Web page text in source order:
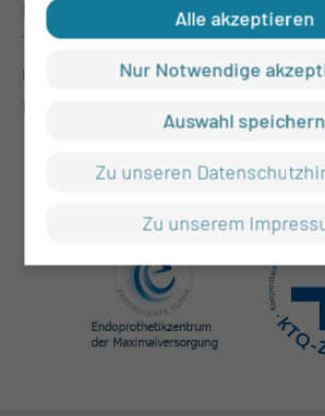
Medizinische Universität Lausitz -
Thiemstraße 111
03048 Cottbus
Haus 33 - Ebene E2 - Hörsaal
Alle akzeptieren
Nur Notwendige
Auswahl speichern
Zu unseren
Zu unserem